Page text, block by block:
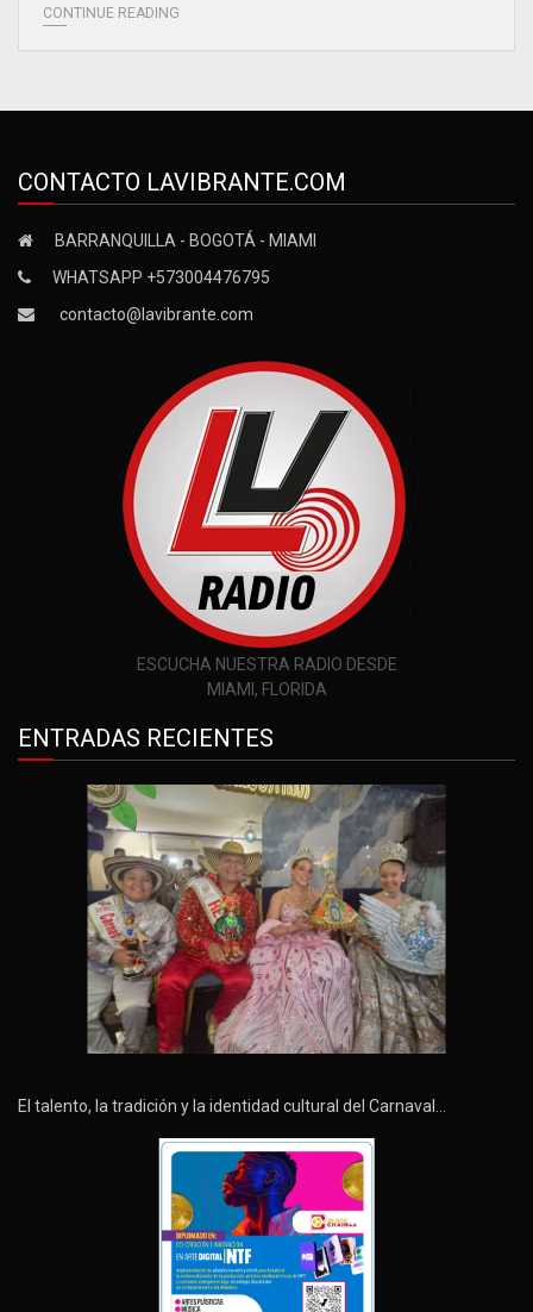
CONTINUE READING
CONTACTO LAVIBRANTE.COM
BARRANQUILLA - BOGOTÁ - MIAMI
WHATSAPP +573004476795
contacto@lavibrante.com
ESCUCHA NUESTRA RADIO DESDE
MIAMI, FLORIDA
ENTRADAS RECIENTES
El talento, la tradición y la identidad cultural del Carnaval…